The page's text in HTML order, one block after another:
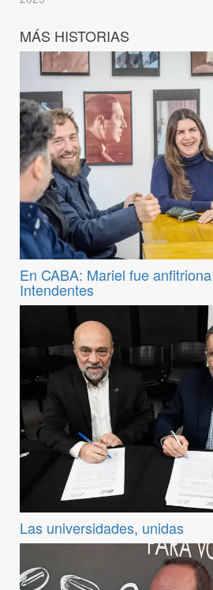
MÁS HISTORIAS
En CABA: Mariel fue
Intendentes
Las universidades, unidas